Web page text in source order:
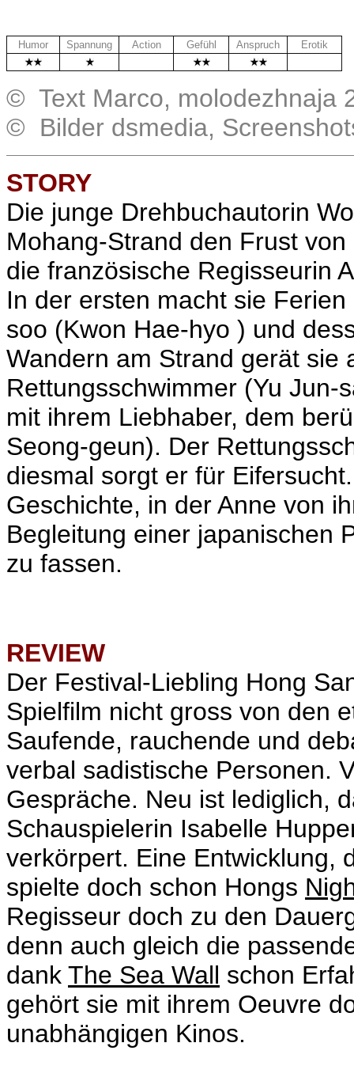
Humor Spannung Action Gefühl Anspruch
Erotik
© Text Marco, molodezhnaja
© Bilder dsmedia,
STORY
Die junge Drehbuchautorin
Mohang-Strand den Frust
die französische Regisseurin
In der ersten macht sie
soo (Kwon Hae-hyo ) und
Wandern am Strand gerät sie
Rettungsschwimmer (Yu Jun-
mit ihrem Liebhaber, dem
Seong-geun). Der
diesmal sorgt er für
Geschichte, in der Anne von
Begleitung einer japanischen
zu fassen.
REVIEW
Der Festival-Liebling Hong
Spielfilm nicht gross von den
Saufende, rauchende und
verbal sadistische Personen.
Gespräche. Neu ist lediglich,
Schauspielerin Isabelle
verkörpert. Eine Entwicklung,
spielte doch schon Hongs
Regisseur doch zu den
denn auch gleich die
dank The Sea Wall schon
gehört sie mit ihrem Oeuvre
unabhängigen Kinos.